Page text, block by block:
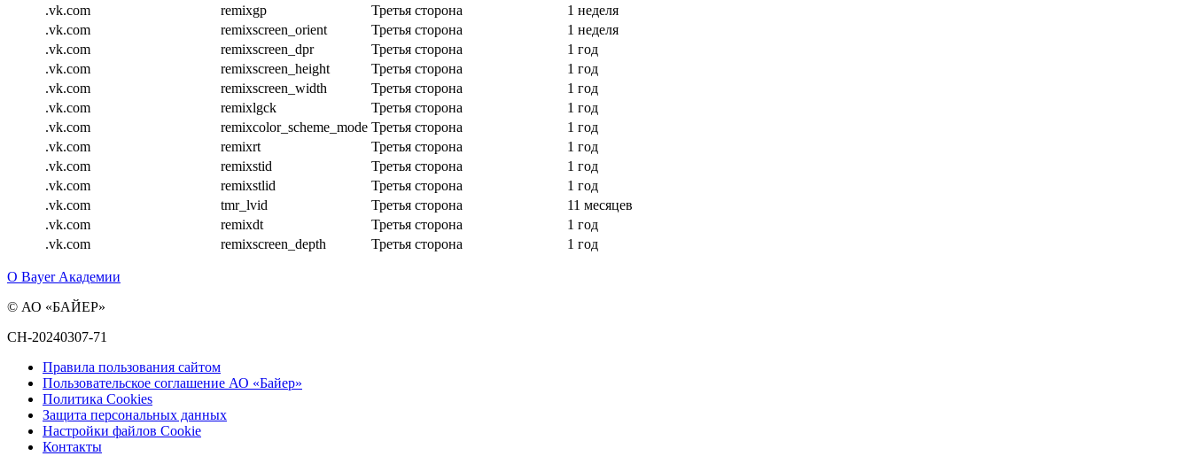
.vk.com
remixgp Третья сторона
1 неделя
.vk.com
remixscreen_orient Третья сторона
1 неделя
.vk.com
remixscreen_dpr Третья сторона
1 год
.vk.com
remixscreen_height Третья сторона
1 год
.vk.com
remixscreen_width Третья сторона
1 год
.vk.com
remixlgck Третья сторона
1 год
.vk.com
remixcolor_scheme_mode Третья сторона
1 год
.vk.com
remixrt Третья сторона
1 год
.vk.com
remixstid Третья сторона
1 год
.vk.com
remixstlid Третья сторона
1 год
.vk.com
tmr_lvid Третья сторона
11 месяцев
.vk.com
remixdt Третья сторона
1 год
.vk.com
remixscreen_depth Третья сторона 1 год
О Bayer Академии
© АО «БАЙЕР»
CH-20240307-71
Правила пользования сайтом
Пользовательское соглашение АО «Байер»
Политика Cookies
Защита персональных данных
Настройки файлов Cookie
Контакты